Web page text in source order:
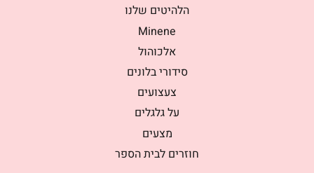
הלהיטים שלנו
Minene
אלכוהול
סידורי בלונים
צעצועים
על גלגלים
מצעים
חוזרים לבית הספר